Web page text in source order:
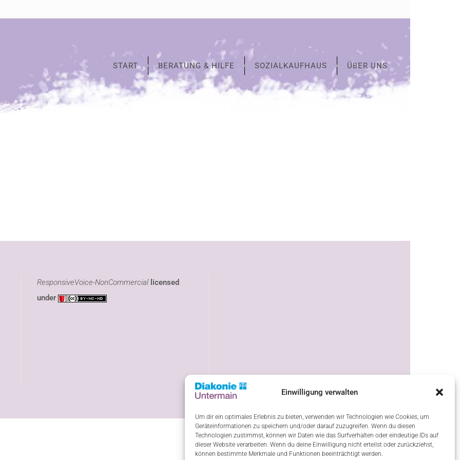
Einwilligung verwalten
Um dir ein optimales Erlebnis zu bieten, verwenden wir Technologien wie Cookies, um
Geräteinformationen zu speichern und/oder darauf zuzugreifen. Wenn du diesen
Technologien zustimmst, können wir Daten wie das Surfverhalten oder eindeutige IDs auf
dieser Website verarbeiten. Wenn du deine Einwilligung nicht erteilst oder zurückziehst,
können bestimmte Merkmale und Funktionen beeinträchtigt werden.
START BERATUNG & HILFE SOZIALKAUFHAUS ÜBER UNS
ResponsiveVoice-NonCommerciallicensed
under